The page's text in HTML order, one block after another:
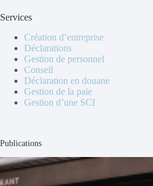
Services
Création d’entreprise
Déclarations
Gestion de personnel
Conseil
Déclaration en douane
Gestion de la paie
Gestion d’une SCI
Publications